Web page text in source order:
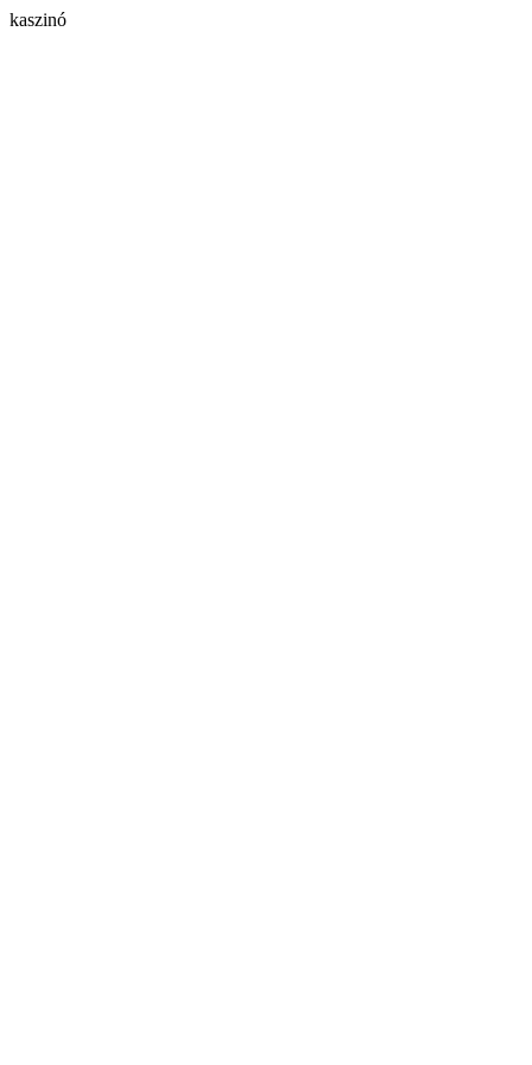
kaszinó